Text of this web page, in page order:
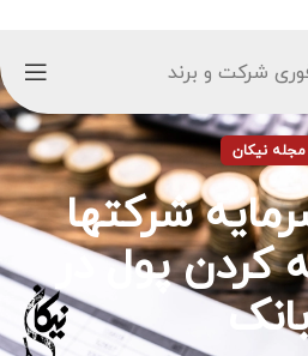
شرکت و برند
مجله نیکان
شرکتها
کردن پول در
بانک